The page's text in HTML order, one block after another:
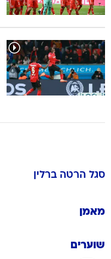
סגל הרטה ברלין
מאמן
שוערים